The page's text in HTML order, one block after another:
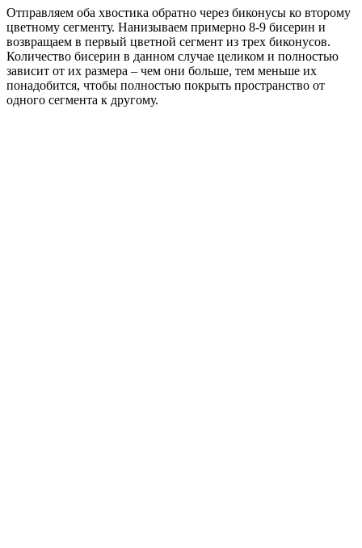
Отправляем оба хвостика обратно через биконусы ко второму
цветному сегменту. Нанизываем примерно 8-9 бисерин и
возвращаем в первый цветной сегмент из трех биконусов.
Количество бисерин в данном случае целиком и полностью
зависит от их размера – чем они больше, тем меньше их
понадобится, чтобы полностью покрыть пространство от
одного сегмента к другому.